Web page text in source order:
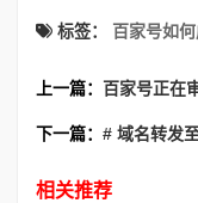
标签： 百家号如
上一篇： 百家号正在
下一篇： # 域名转发至
相关推荐